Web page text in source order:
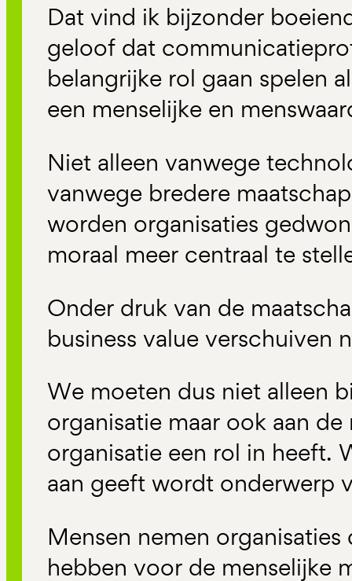
Dat vind ik bijzonder
geloof dat
belangrijke rol gaan spelen
een menselijke en
Niet alleen vanwege
vanwege bredere
worden organisaties
moraal meer centraal te
Onder druk van de
business value verschuiven
We moeten dus niet alleen
organisatie maar ook aan
organisatie een rol in heeft.
aan geeft wordt onderwerp
Mensen nemen
hebben voor de menselijke